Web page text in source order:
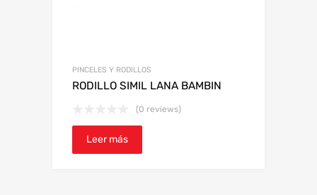
PINCELES Y RODILLOS
RODILLO SIMIL LANA BAMBIN
(0 reviews)
Leer más